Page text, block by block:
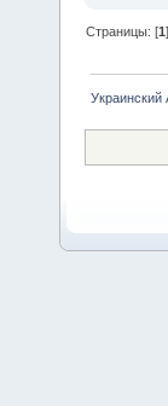
Страницы: [1]